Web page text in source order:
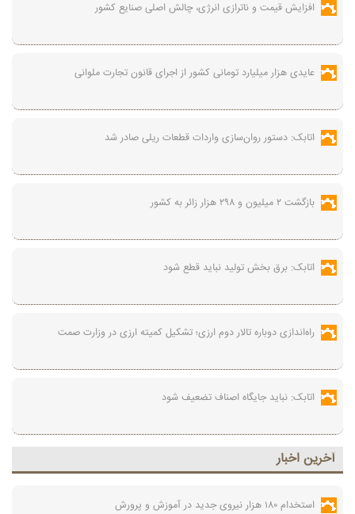
افزایش قیمت و ناترازی انرژی، چالش اصلی صنایع کشور
عایدی هزار میلیارد تومانی کشور از اجرای قانون تجارت ملوانی
اتابک: دستور روان‌سازی واردات قطعات ریلی صادر شد
بازگشت ۲ میلیون و ۲۹۸ هزار زائر به کشور
اتابک: برق بخش تولید نباید قطع شود
راه‌اندازی دوباره تالار دوم ارزی؛ تشکیل کمیته ارزی در وزارت صمت
اتابک: نباید جایگاه اصناف تضعیف شود
آخرين اخبار
استخدام ۱۸۰ هزار نیروی جدید در آموزش‌ و پرورش